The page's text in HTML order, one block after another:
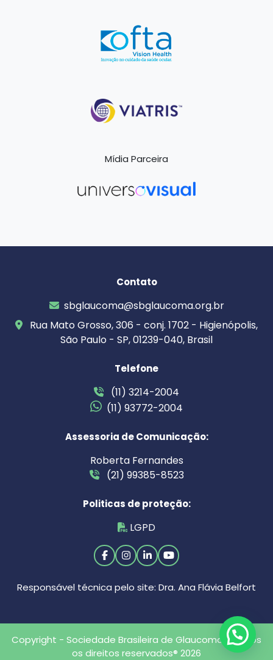
Mídia Parceira
Contato
sbglaucoma@sbglaucoma.org.br
Rua Mato Grosso, 306 - conj. 1702 - Higienópolis,
São Paulo - SP, 01239-040, Brasil
Telefone
(11) 3214-2004
(11) 93772-2004
Assessoria de Comunicação:
Roberta Fernandes
(21) 99385-8523
Politicas de proteção:
LGPD
Responsável técnica pelo site: Dra. Ana Flávia Belfort
Copyright - Sociedade Brasileira de Glaucoma - Todos
os direitos reservados® 2026